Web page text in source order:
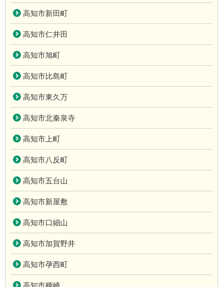
高知市新田町
高知市仁井田
高知市旭町
高知市比島町
高知市東久万
高知市北秦泉寺
高知市上町
高知市八反町
高知市五台山
高知市新屋敷
高知市口細山
高知市加賀野井
高知市孕西町
高知市種崎